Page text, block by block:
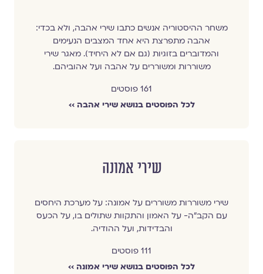
משחר ההיסטוריה אנשים כתבו שירי אהבה, ולא בכדי:
אהבה מתפרצת היא אחד המצבים הנעימים
והמדוברים בזוגיות (גם אם לא היחיד). מאגר שירי
משוררות ומשוררים על אהבה ועל אהוביהם.
161 פוסטים
לכל הפוסטים בנושא שירי אהבה ››
שירי אמונה
שירי משוררות משוררים על אמונה: על מערכת היחסים
עם הקב"ה- על האמון והתקוות שתולים בו, על הכעס
והבדידות, ועל ההודיה.
111 פוסטים
לכל הפוסטים בנושא שירי אמונה ››